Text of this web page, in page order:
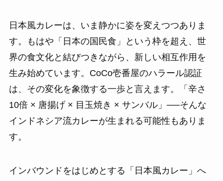
日本風カレーは、いま静かに姿を変えつつありま
す。もはや「日本の国民食」という枠を超え、世
界の食文化と結びつきながら、新しい相互作用を
生み始めています。CoCo壱番屋のハラール認証
は、その変化を象徴する一歩と言えます。「辛さ
10倍 × 唐揚げ × 目玉焼き × サンバル」──そんな
インドネシア流カレーが生まれる可能性もありま
す。
インバウンドをはじめとする「日本風カレー」へ